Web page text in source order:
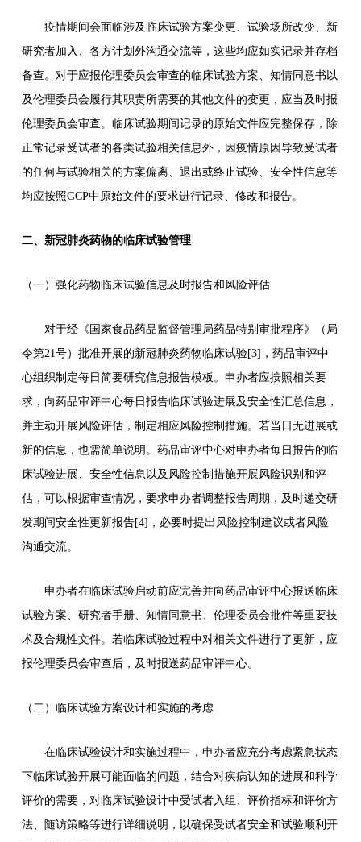
疫情期间会面临涉及临床试验方案变更、试验场所改变、新
研究者加入、各方计划外沟通交流等，这些均应如实记录并存档
备查。对于应报伦理委员会审查的临床试验方案、知情同意书以
及伦理委员会履行其职责所需要的其他文件的变更，应当及时报
伦理委员会审查。临床试验期间记录的原始文件应完整保存，除
正常记录受试者的各类试验相关信息外，因疫情原因导致受试者
的任何与试验相关的方案偏离、退出或终止试验、安全性信息等
均应按照GCP中原始文件的要求进行记录、修改和报告。
二、新冠肺炎药物的临床试验管理
（一）强化药物临床试验信息及时报告和风险评估
对于经《国家食品药品监督管理局药品特别审批程序》（局
令第21号）批准开展的新冠肺炎药物临床试验[3]，药品审评中
心组织制定每日简要研究信息报告模板。申办者应按照相关要
求，向药品审评中心每日报告临床试验进展及安全性汇总信息，
并主动开展风险评估，制定相应风险控制措施。若当日无进展或
新的信息，也需简单说明。药品审评中心对申办者每日报告的临
床试验进展、安全性信息以及风险控制措施开展风险识别和评
估，可以根据审查情况，要求申办者调整报告周期，及时递交研
发期间安全性更新报告[4]，必要时提出风险控制建议或者风险
沟通交流。
申办者在临床试验启动前应完善并向药品审评中心报送临床
试验方案、研究者手册、知情同意书、伦理委员会批件等重要技
术及合规性文件。若临床试验过程中对相关文件进行了更新，应
报伦理委员会审查后，及时报送药品审评中心。
（二）临床试验方案设计和实施的考虑
在临床试验设计和实施过程中，申办者应充分考虑紧急状态
下临床试验开展可能面临的问题，结合对疾病认知的进展和科学
评价的需要，对临床试验设计中受试者入组、评价指标和评价方
法、随访策略等进行详细说明，以确保受试者安全和试验顺利开